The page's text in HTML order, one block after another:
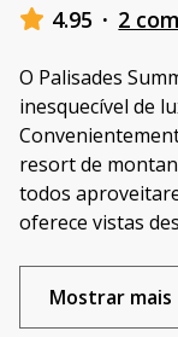
4.95 · 2
O Palisades
inesquecível de
resort de
todos
oferece vistas
Mostrar mais